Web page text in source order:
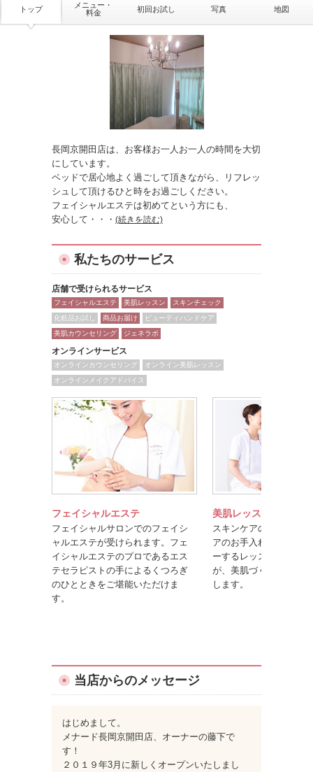
トップ
メニュー・
料金
初回お試し 写真 地図
長岡京開田店は、お客様お一人お一人の時間を大切
にしています。
ベッドで居心地よく過ごして頂きながら、リフレッ
シュして頂けるひと時をお過ごしください。
フェイシャルエステは初めてという方にも、
安心して ・・・ (続きを読む)
私たちのサービス
店舗で受けられるサービス
フェイシャルエステ 美肌レッスン
スキンチェック
化粧品お試し
商品お届け
ビューティハンドケア
美肌カウンセリング
ジェネラボ
オンラインサービス
オンラインカウンセリング
オンライン美肌レッスン
オンラインメイクアドバイス
フェイシャルエステ
フェイシャルサロンでのフェイシ
ャルエステが受けられます。フェ
イシャルエステのプロであるエス
テセラピストの手によるくつろぎ
のひとときをご堪能いただけま
す。
美肌レッスン
スキンケアのポイント
アのお手入れ方法を楽
ーするレッスンです。
が、美肌づくりのコツ
します。
当店からのメッセージ
はじめまして。
メナード長岡京開田店、オーナーの藤下で
す！
２０１９年3月に新しくオープンいたしまし